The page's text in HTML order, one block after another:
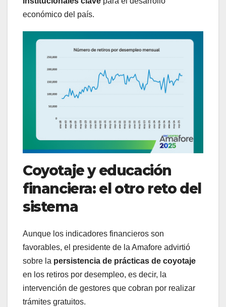
económico del país.
Coyotaje y educación
financiera: el otro reto del
sistema
Aunque los indicadores financieros son
favorables, el presidente de la Amafore advirtió
sobre la persistencia de prácticas de coyotaje
en los retiros por desempleo, es decir, la
intervención de gestores que cobran por realizar
trámites gratuitos.